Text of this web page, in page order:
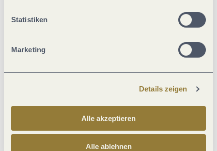
Statistiken
Marketing
Details zeigen
Alle akzeptieren
Alle ablehnen
Lage
Fremdsprachen